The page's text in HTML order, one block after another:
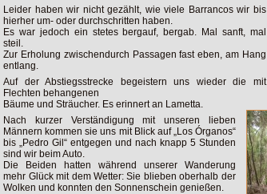
Leider haben wir nicht gezählt, wie viele Barrancos wir bis
hierher um- oder durchschritten haben.
Es war jedoch ein stetes bergauf, bergab. Mal sanft, mal
steil.
Zur Erholung zwischendurch Passagen fast eben, am Hang
entlang.
Auf der Abstiegsstrecke begeistern uns wieder die mit
Flechten behangenen
Bäume und Sträucher. Es erinnert an Lametta.
Nach kurzer Verständigung mit unseren lieben
Männern kommen sie uns mit Blick auf „Los Órganos“
bis „Pedro Gil“ entgegen und nach knapp 5 Stunden
sind wir beim Auto.
Die Beiden hatten während unserer Wanderung
mehr Glück mit dem Wetter: Sie blieben oberhalb der
Wolken und konnten den Sonnenschein genießen.